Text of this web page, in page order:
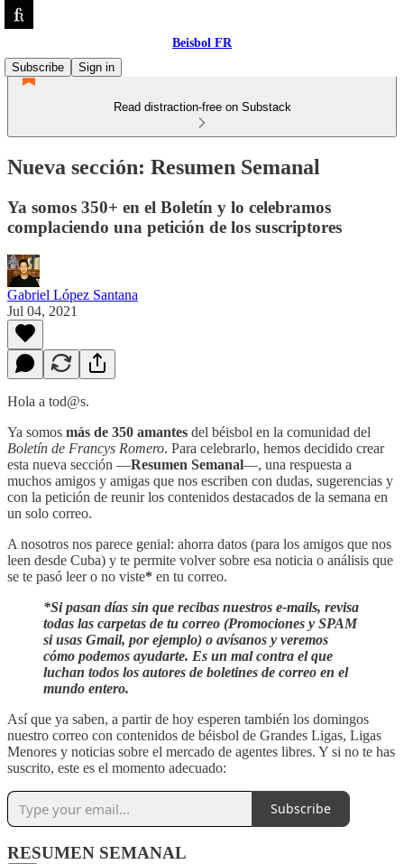
Beisbol FR
Subscribe
Sign in
Read distraction-free on Substack
Nueva sección: Resumen Semanal
Ya somos 350+ en el Boletín y lo celebramos
complaciendo una petición de los suscriptores
Gabriel López Santana
Jul 04, 2021
Hola a tod@s.
Ya somos más de 350 amantes del béisbol en la comunidad del
Boletín de Francys Romero. Para celebrarlo, hemos decidido crear
esta nueva sección —Resumen Semanal—, una respuesta a
muchos amigos y amigas que nos escriben con dudas, sugerencias y
con la petición de reunir los contenidos destacados de la semana en
un solo correo.
A nosotros nos parece genial: ahorra datos (para los amigos que nos
leen desde Cuba) y te permite volver sobre esa noticia o análisis que
se te pasó leer o no viste* en tu correo.
*Si pasan días sin que recibas nuestros e-mails, revisa
todas las carpetas de tu correo (Promociones y SPAM
si usas Gmail, por ejemplo) o avísanos y veremos
cómo podemos ayudarte. Es un mal contra el que
luchan todos los autores de boletines de correo en el
mundo entero.
Así que ya saben, a partir de hoy esperen también los domingos
nuestro correo con contenidos de béisbol de Grandes Ligas, Ligas
Menores y noticias sobre el mercado de agentes libres. Y si no te has
suscrito, este es el momento adecuado:
Subscribe
RESUMEN SEMANAL